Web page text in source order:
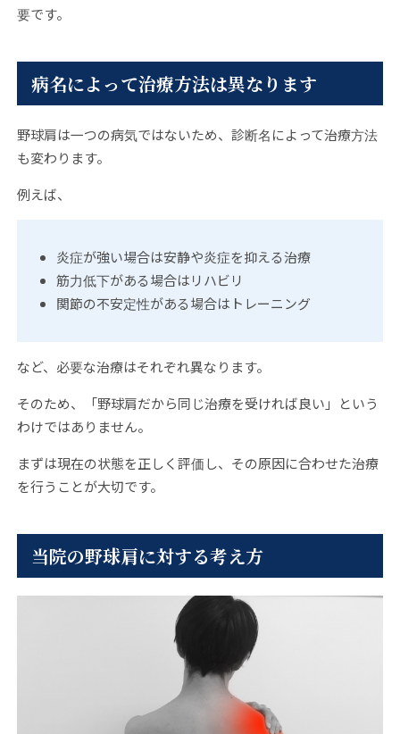
要です。
病名によって治療方法は異なります
野球肩は一つの病気ではないため、診断名によって治療方法
も変わります。
例えば、
炎症が強い場合は安静や炎症を抑える治療
筋力低下がある場合はリハビリ
関節の不安定性がある場合はトレーニング
など、必要な治療はそれぞれ異なります。
そのため、「野球肩だから同じ治療を受ければ良い」という
わけではありません。
まずは現在の状態を正しく評価し、その原因に合わせた治療
を行うことが大切です。
当院の野球肩に対する考え方